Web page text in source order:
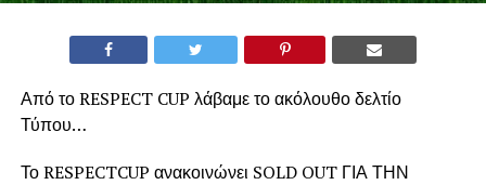
Από το RESPECT CUP λάβαμε το ακόλουθο δελτίο
Τύπου…
Το RESPECTCUP ανακοινώνει SOLD OUT ΓΙΑ ΤΗΝ